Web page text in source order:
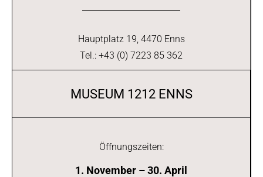
Hauptplatz 19, 4470 Enns
Tel.: +43 (0) 7223 85 362
MUSEUM 1212 ENNS
Öffnungszeiten:
1. November – 30. April